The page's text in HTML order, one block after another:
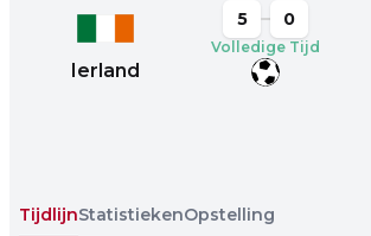
Ierland
5 0
Volledige Tijd
TijdlijnStatistiekenOpstelling